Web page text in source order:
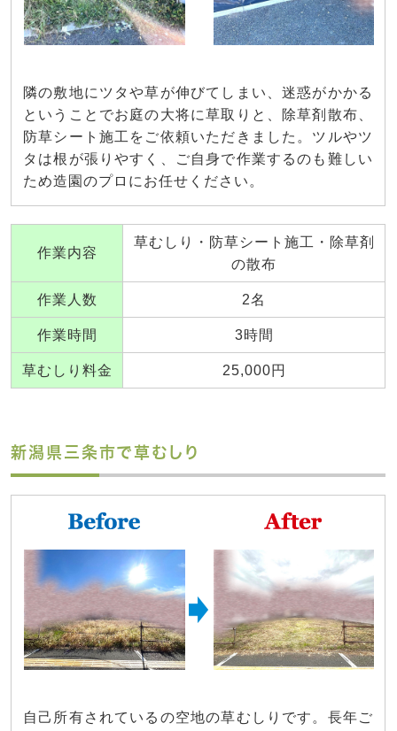
隣の敷地にツタや草が伸びてしまい、迷惑がかかる
ということでお庭の大将に草取りと、除草剤散布、
防草シート施工をご依頼いただきました。ツルやツ
タは根が張りやすく、ご自身で作業するのも難しい
ため造園のプロにお任せください。
作業内容
草むしり・防草シート施工・除草剤
の散布
作業人数 2名
作業時間 3時間
草むしり料金 25,000円
新潟県三条市で草むしり
自己所有されているの空地の草むしりです。長年ご